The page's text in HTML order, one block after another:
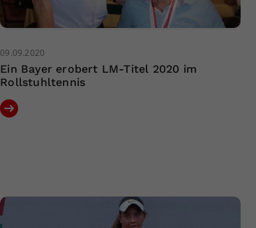
09.09.2020
Ein Bayer erobert LM-Titel 2020 im
Rollstuhltennis